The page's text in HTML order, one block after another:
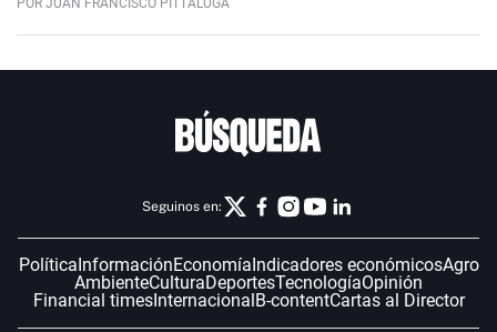
POR JUAN FRANCISCO PITTALUGA
Seguinos en:
PolíticaInformaciónEconomíaIndicadores económicosAgro
AmbienteCulturaDeportesTecnologíaOpinión
Financial timesInternacionalB-contentCartas al Director